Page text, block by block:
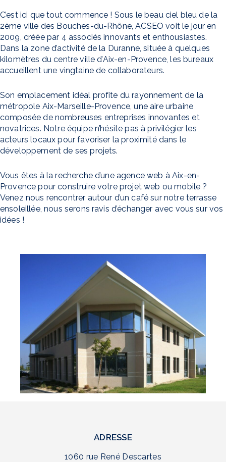
C’est ici que tout commence ! Sous le beau ciel bleu de la
2ème ville des Bouches-du-Rhône, ACSEO voit le jour en
2009, créée par 4 associés innovants et enthousiastes.
Dans la zone d’activité de la Duranne, située à quelques
kilomètres du centre ville d’Aix-en-Provence, les bureaux
accueillent une vingtaine de collaborateurs.
Son emplacement idéal profite du rayonnement de la
métropole Aix-Marseille-Provence, une aire urbaine
composée de nombreuses entreprises innovantes et
novatrices. Notre équipe n’hésite pas à privilégier les
acteurs locaux pour favoriser la proximité dans le
développement de ses projets.
Vous êtes à la recherche d’une agence web à Aix-en-
Provence pour construire votre projet web ou mobile ?
Venez nous rencontrer autour d’un café sur notre terrasse
ensoleillée, nous serons ravis d’échanger avec vous sur vos
idées !
ADRESSE
1060 rue René Descartes